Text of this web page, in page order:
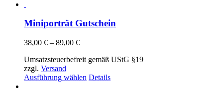
Miniporträt Gutschein
38,00 € – 89,00 €Preisspanne:
bis
Umsatzsteuerbefreit gemäß UStG §19
zzgl. Versand
Ausführung wählen Dieses
Details